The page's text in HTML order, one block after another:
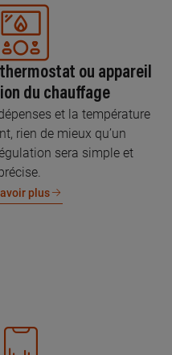
ou appareil
du chauffage
et la température
rien de mieux qu’un
sera simple et
plus